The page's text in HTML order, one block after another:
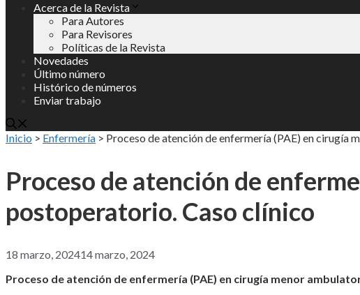
Acerca de la Revista
Para Autores
Para Revisores
Políticas de la Revista
Novedades
Último número
Histórico de números
Enviar trabajo
Inicio > Enfermería > Proceso de atención de enfermería (PAE) en
Proceso de atención de
postoperatorio. Caso clínico
18 marzo, 202414 marzo, 2024
Proceso de atención de enfermería (PAE) en cirugía menor